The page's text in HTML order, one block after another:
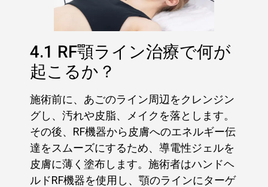
4.1 RF顎ライン治療で何が
起こるか？
施術前に、あごのライン周辺をクレンジン
グし、汚れや皮脂、メイクを落とします。
その後、RF機器から皮膚へのエネルギー伝
達をスムーズにするため、導電性ジェルを
皮膚に薄く塗布します。施術者はハンドヘ
ルドRF機器を使用し、顎のラインにターゲ